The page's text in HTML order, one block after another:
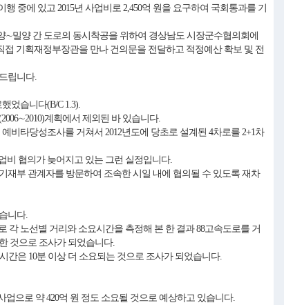
중에 있고 2015년 사업비로 2,450억 원을 요구하여 국회통과를 기
밀양 간 도로의 동시착공을 위하여 경상남도 시장군수협의회에
기획재정부장관을 만나 건의문을 전달하고 적정예산 확보 및 전
립니다.
었습니다(B/C 1.3).
계획에서 제외된 바 있습니다.
비타당성조사를 거쳐서 2012년도에 당초로 설계된 4차로를 2+1차
비 협의가 늦어지고 있는 그런 실정입니다.
재부 관계자를 방문하여 조속한 시일 내에 협의될 수 있도록 재차
니다.
노선별 거리와 소요시간을 측정해 본 한 결과 88고속도로를 거
것으로 조사가 되었습니다.
간은 10분 이상 더 소요되는 것으로 조사가 되었습니다.
으로 약 420억 원 정도 소요될 것으로 예상하고 있습니다.